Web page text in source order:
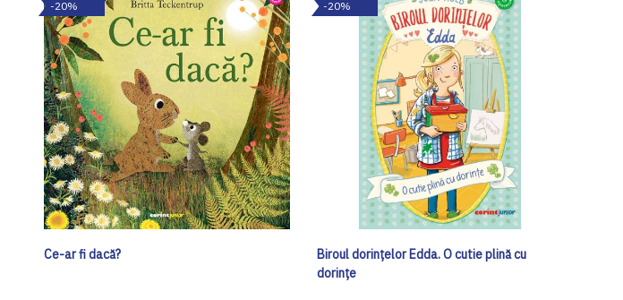
Dorinte
Dorinte
-20%
Ce-ar fi dacă?
-20%
Biroul dorințelor Edda. O cutie plină cu
dorințe